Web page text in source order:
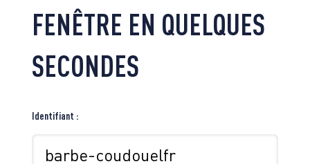
FENÊTRE EN QUELQUES
SECONDES
Identifiant :